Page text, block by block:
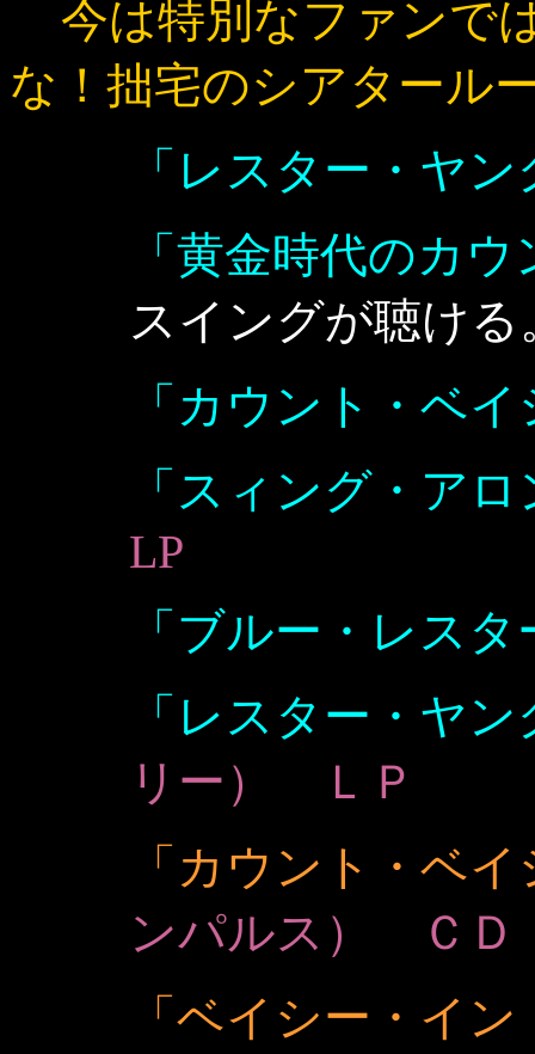
今は特別なファンで
な！拙宅のシアタール
「レスター・ヤ
「黄金時代のカ
スイングが聴け
「カウント・ベ
「スィング・ア
LP
「ブルー・レスタ
「レスター・ヤ
リー） ＬＰ
「カウント・
ンパルス） Ｃ
「ベイシー・イ